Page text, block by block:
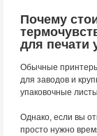
Почему
для печати
Обычные
для заводов и
упаковочные
Однако, если вы
просто нужно